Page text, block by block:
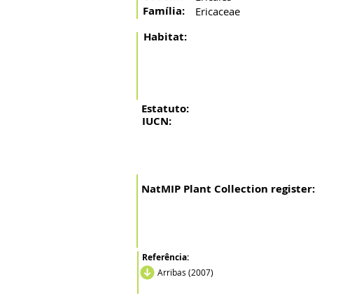
Ericaceae
Família:
Habitat:
Estatuto:
IUCN:
NatMIP Plant Collection register:
Referência:
Arribas (2007)